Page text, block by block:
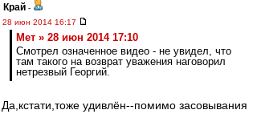
Край -
28 июн 2014 16:17
Мет » 28 июн 2014 17:10
Смотрел означенное видео - не увидел, что
там такого на возврат уважения наговорил
нетрезвый Георгий.
Да,кстати,тоже удивлён--помимо засовывания